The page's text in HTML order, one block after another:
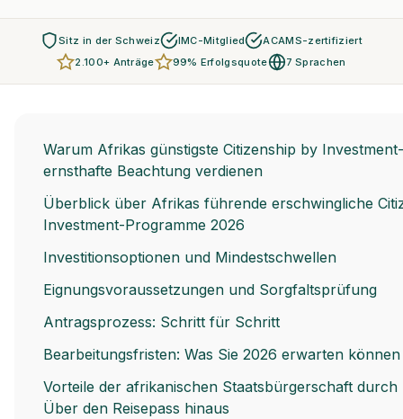
Sitz in der Schweiz IMC-Mitglied
ACAMS-zertifiziert
2.100+ Anträge
99% Erfolgsquote 7 Sprachen
Warum Afrikas günstigste Citizenship by
ernsthafte Beachtung verdienen
Überblick über Afrikas führende erschwingliche
Investment-Programme 2026
Investitionsoptionen und Mindestschwellen
Eignungsvoraussetzungen und Sorgfaltsprüfung
Antragsprozess: Schritt für Schritt
Bearbeitungsfristen: Was Sie 2026 erwarten können
Vorteile der afrikanischen Staatsbürgerschaft durch
Über den Reisepass hinaus